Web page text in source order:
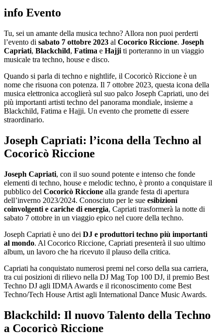
info Evento
Tu, sei un amante della musica techno? Allora non puoi perderti
l’evento di sabato 7 ottobre 2023 al Cocorico Riccione. Joseph
Capriati, Blackchild, Fatima e Hajji ti porteranno in un viaggio
musicale tra techno, house e disco.
Quando si parla di techno e nightlife, il Cocoricò Riccione è un
nome che risuona con potenza. Il 7 ottobre 2023, questa icona della
musica elettronica accoglierà sul suo palco Joseph Capriati, uno dei
più importanti artisti techno del panorama mondiale, insieme a
Blackchild, Fatima e Hajji. Un evento che promette di essere
straordinario.
Joseph Capriati: l’icona della Techno al
Cocoricò Riccione
Joseph Capriati, con il suo sound potente e intenso che fonde
elementi di techno, house e melodic techno, è pronto a conquistare il
pubblico del Cocoricò Riccione alla grande festa di apertura
dell’inverno 2023/2024. Conosciuto per le sue esibizioni
coinvolgenti e cariche di energia, Capriati trasformerà la notte di
sabato 7 ottobre in un viaggio epico nel cuore della techno.
Joseph Capriati è uno dei DJ e produttori techno più importanti
al mondo. Al Cocorico Riccione, Capriati presenterà il suo ultimo
album, un lavoro che ha ricevuto il plauso della critica.
Capriati ha conquistato numerosi premi nel corso della sua carriera,
tra cui posizioni di rilievo nella DJ Mag Top 100 DJ, il premio Best
Techno DJ agli IDMA Awards e il riconoscimento come Best
Techno/Tech House Artist agli International Dance Music Awards.
Blackchild: Il nuovo Talento della Techno
a Cocoricò Riccione